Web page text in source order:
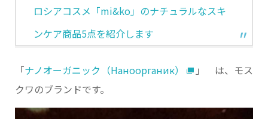
ロシアコスメ「mi&ko」のナチュラルなスキ
ンケア商品5点を紹介します
「ナノオーガニック（Наноорганик）
」 は、モス
クワのブランドです。